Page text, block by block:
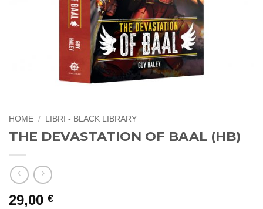
HOME / LIBRI - BLACK LIBRARY
THE DEVASTATION OF BAAL (HB)
29,00 €